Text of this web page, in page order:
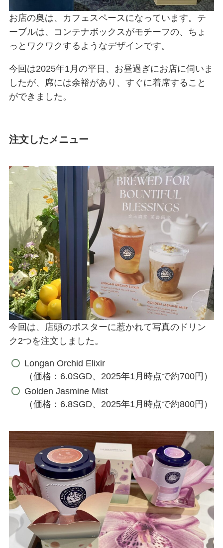
お店の奥は、カフェスペースになっています。テ
ーブルは、コンテナボックスがモチーフの、ちょ
っとワクワクするようなデザインです。
今回は2025年1月の平日、お昼過ぎにお店に伺いま
したが、席には余裕があり、すぐに着席すること
ができました。
注文したメニュー
今回は、店頭のポスターに惹かれて写真のドリン
ク2つを注文しました。
Longan Orchid Elixir
（価格：6.0SGD、2025年1月時点で約700円）
Golden Jasmine Mist
（価格：6.8SGD、2025年1月時点で約800円）